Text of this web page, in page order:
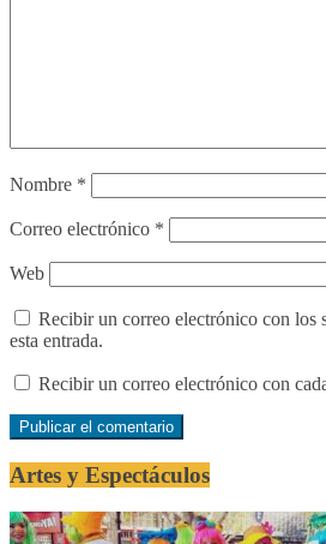
Nombre *
Correo electrónico *
Web
Recibir un correo electrónico con los
esta entrada.
Recibir un correo electrónico con
Artes y Espectáculos